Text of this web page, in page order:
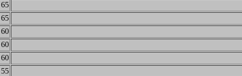
65
65
60
60
60
55